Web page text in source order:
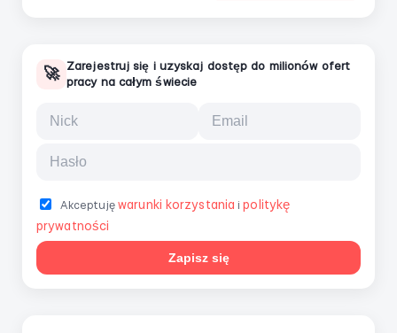
🚀
Zarejestruj się i uzyskaj dostęp do milionów ofert
pracy na całym świecie
Akceptujęwarunki korzystania i politykę
prywatności
Zapisz się